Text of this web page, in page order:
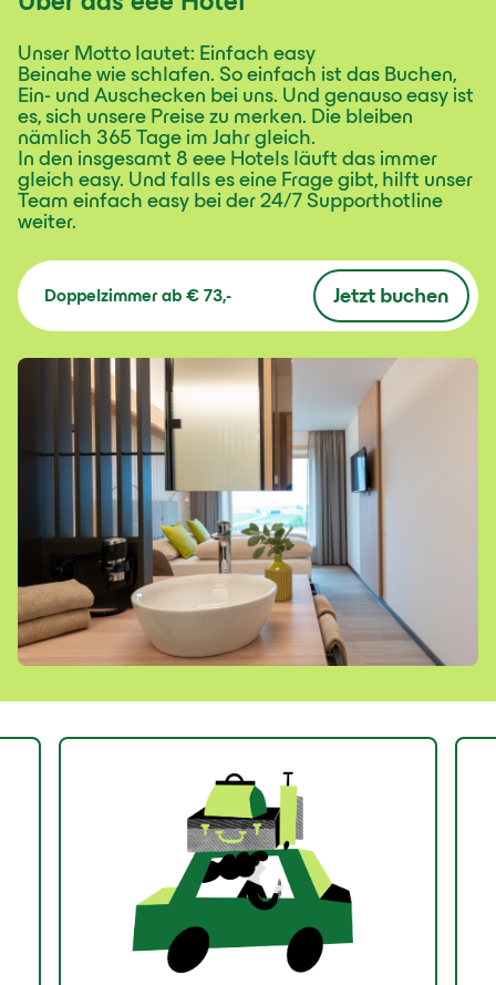
Unser Motto lautet: Einfach easy
Beinahe wie schlafen. So einfach ist das Buchen,
Ein- und Auschecken bei uns. Und genauso easy ist
es, sich unsere Preise zu merken. Die bleiben
nämlich 365 Tage im Jahr gleich.
In den insgesamt 8 eee Hotels läuft das immer
gleich easy. Und falls es eine Frage gibt, hilft unser
Team einfach easy bei der 24/7 Supporthotline
weiter.
Doppelzimmer ab € 73,- Jetzt buchen